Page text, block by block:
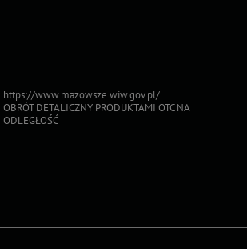
https://www.mazowsze.wiw.gov.pl/
OBRÓT DETALICZNY PRODUKTAMI OTC NA
ODLEGŁOŚĆ